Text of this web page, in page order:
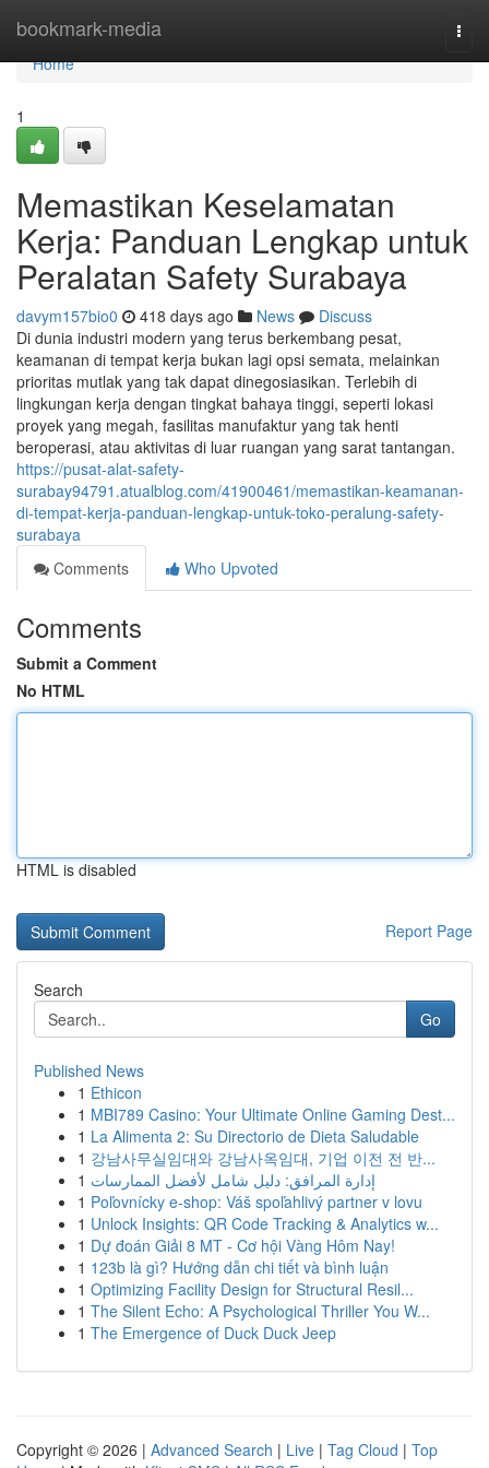
bookmark-media
Home
Home
1
Memastikan Keselamatan
Kerja: Panduan Lengkap untuk
Peralatan Safety Surabaya
davym157bio0 418 days ago News
Discuss
Di dunia industri modern yang terus berkembang pesat,
keamanan di tempat kerja bukan lagi opsi semata, melainkan
prioritas mutlak yang tak dapat dinegosiasikan. Terlebih di
lingkungan kerja dengan tingkat bahaya tinggi, seperti lokasi
proyek yang megah, fasilitas manufaktur yang tak henti
beroperasi, atau aktivitas di luar ruangan yang sarat tantangan.
https://pusat-alat-safety-
surabay94791.atualblog.com/41900461/memastikan-keamanan-
di-tempat-kerja-panduan-lengkap-untuk-toko-peralung-safety-
surabaya
Comments
Who Upvoted
Comments
Submit a Comment
No HTML
HTML is disabled
Report Page
Search
Go
Published News
1 Ethicon
1 MBI789 Casino: Your Ultimate Online Gaming Dest...
1 La Alimenta 2: Su Directorio de Dieta Saludable
1 강남사무실임대와 강남사옥임대, 기업 이전 전 반...
1 إدارة المرافق: دليل شامل لأفضل الممارسات
1 Poľovnícky e-shop: Váš spoľahlivý partner v lovu
1 Unlock Insights: QR Code Tracking & Analytics w...
1 Dự đoán Giải 8 MT - Cơ hội Vàng Hôm Nay!
1 123b là gì? Hướng dẫn chi tiết và bình luận
1 Optimizing Facility Design for Structural Resil...
1 The Silent Echo: A Psychological Thriller You W...
1 The Emergence of Duck Duck Jeep
Copyright © 2026 | Advanced Search | Live | Tag Cloud | Top